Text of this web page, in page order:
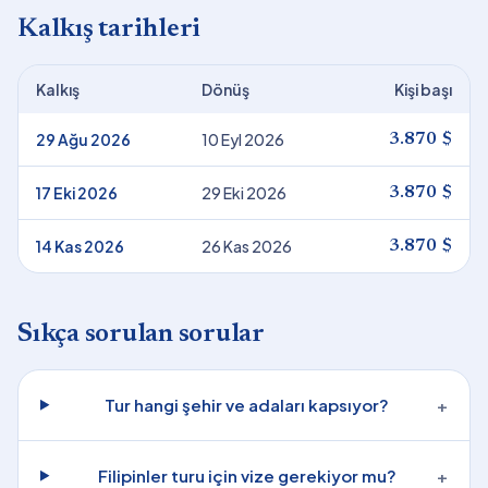
Kalkış tarihleri
Kalkış Dönüş Kişi başı
29 Ağu 2026 10 Eyl 2026 3.870 $
17 Eki 2026 29 Eki 2026 3.870 $
14 Kas 2026 26 Kas 2026 3.870 $
Sıkça sorulan sorular
Tur hangi şehir ve adaları kapsıyor? +
Filipinler turu için vize gerekiyor mu? +